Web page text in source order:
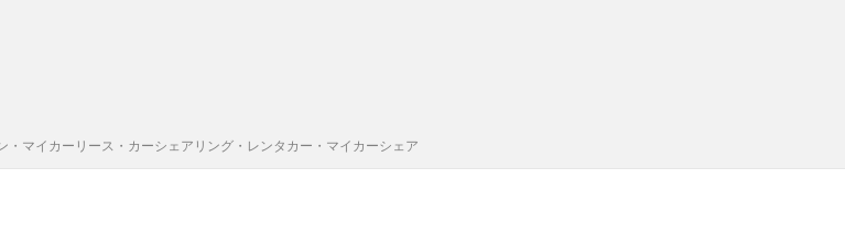
マイカーリース・カーシェアリング・レンタカー・マイカーシェア